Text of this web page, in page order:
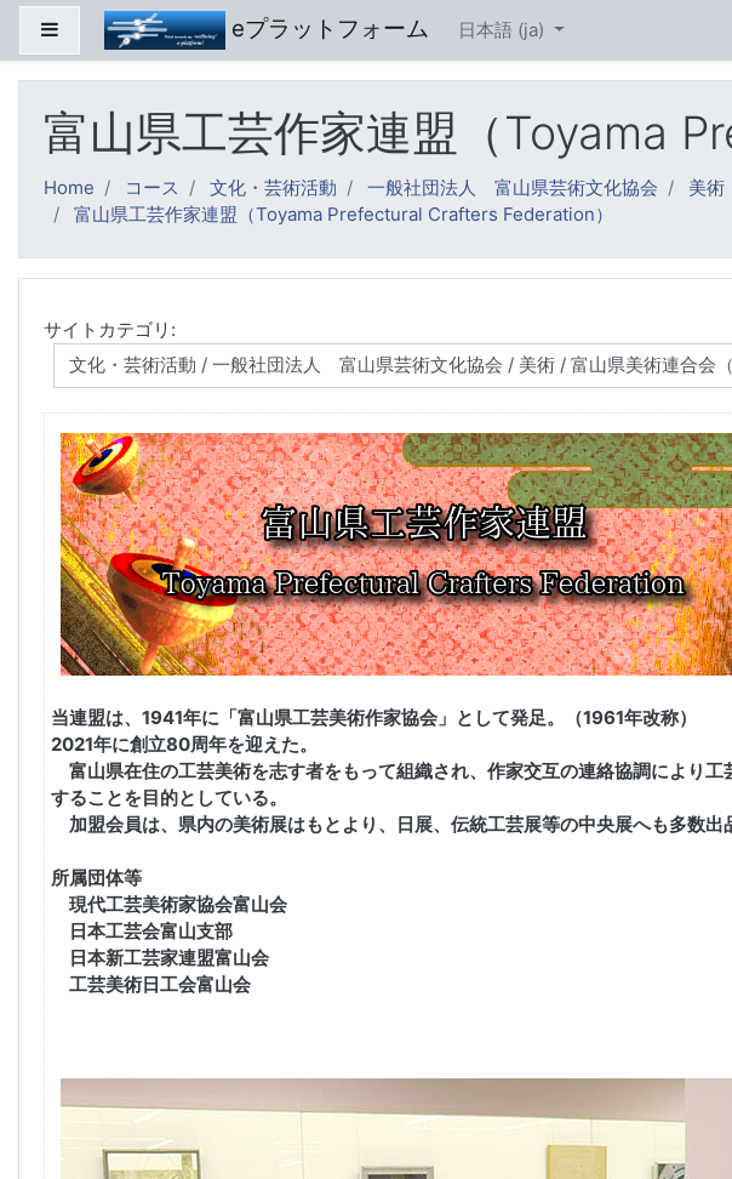
メインコンテンツへスキップする
サイドパネル eプラットフォーム 日本語 ‎(ja)‎
富山県工芸作家連盟（Toyama
Home コース 文化・芸術活動 一般社団法人 富山県芸術文化協会 美術
富山県工芸作家連盟（Toyama Prefectural Crafters Federation）
サイトカテゴリ:
当連盟は、1941年に「富山県工芸美術作家協会」として発足。（1961年改称）
2021年に創立80周年を迎えた。
富山県在住の工芸美術を志す者をもって組織され、作家交互の連絡協調により
することを目的としている。
加盟会員は、県内の美術展はもとより、日展、伝統工芸展等の中央展へも多数出
所属団体等
現代工芸美術家協会富山会
日本工芸会富山支部
日本新工芸家連盟富山会
工芸美術日工会富山会